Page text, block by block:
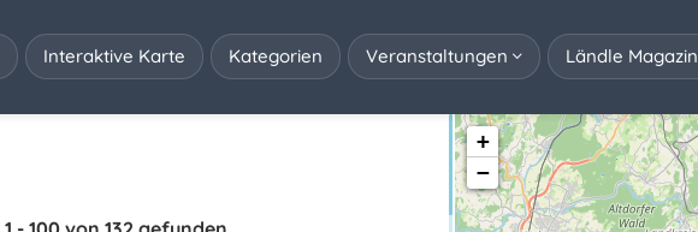
Interaktive Karte Kategorien Veranstaltungen Ländle Magazin
+
−